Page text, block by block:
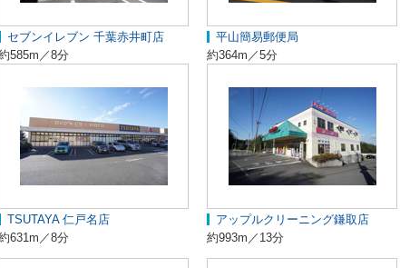
セブンイレブン 千葉赤井町店
585m／8分
平山簡易郵便局
約364m／5分
TSUTAYA 仁戸名店
631m／8分
アップルクリーニング鎌取店
約993m／13分